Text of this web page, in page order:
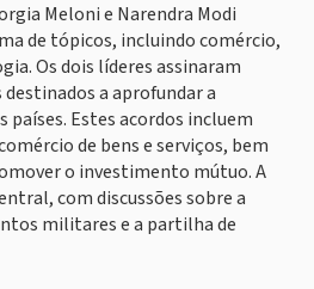
Meloni e Narendra Modi
de tópicos, incluindo comércio,
Os dois líderes assinaram
a aprofundar a
países. Estes acordos incluem
de bens e serviços, bem
o investimento mútuo. A
com discussões sobre a
militares e a partilha de